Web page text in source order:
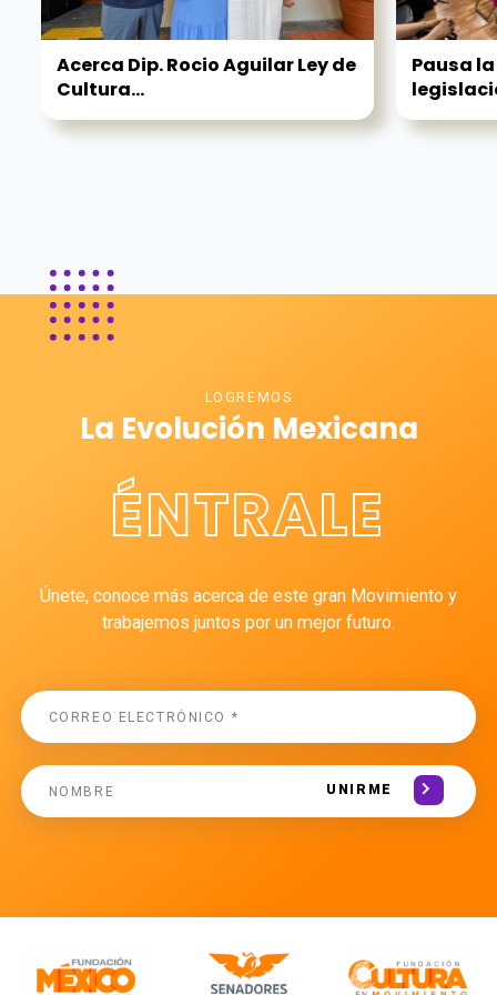
Acerca Dip. Rocio Aguilar Ley de
Cultura...
Pausa
LOGREMOS
La Evolución Mexicana
ÉNTRALE
Únete, conoce más acerca de este gran Movimiento y
trabajemos juntos por un mejor futuro.
UNIRME